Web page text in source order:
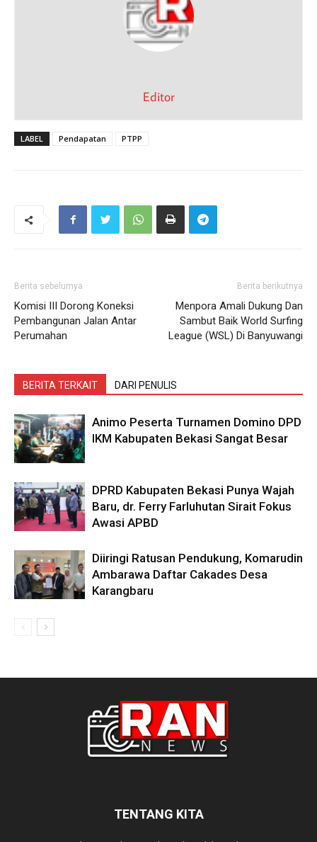
Editor
LABEL Pendapatan PTPP
Berita sebelumya
Komisi III Dorong Koneksi
Pembangunan Jalan Antar
Perumahan
Berita berikutnya
Menpora Amali Dukung Dan
Sambut Baik World Surfing
League (WSL) Di Banyuwangi
BERITA TERKAIT DARI PENULIS
Animo Peserta Turnamen Domino DPD
IKM Kabupaten Bekasi Sangat Besar
DPRD Kabupaten Bekasi Punya Wajah
Baru, dr. Ferry Farluhutan Sirait Fokus
Awasi APBD
Diiringi Ratusan Pendukung, Komarudin
Ambarawa Daftar Cakades Desa
Karangbaru
TENTANG KITA